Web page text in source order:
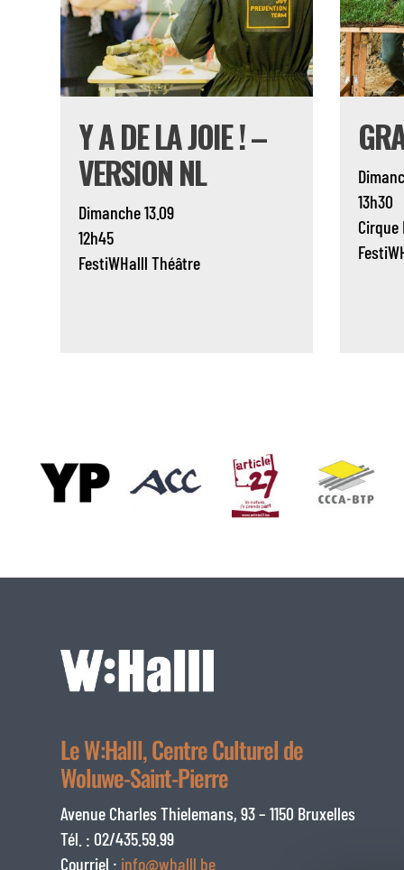
Y A DE LA JOIE ! –
VERSION NL
Dimanche 13.09
12h45
FestiWHalll Théâtre
13h30
Cirque
Le W:Halll, Centre Culturel de
Woluwe-Saint-Pierre
Avenue Charles Thielemans, 93 – 1150 Bruxelles
Tél. : 02/435.59.99
Courriel : info@whalll.be